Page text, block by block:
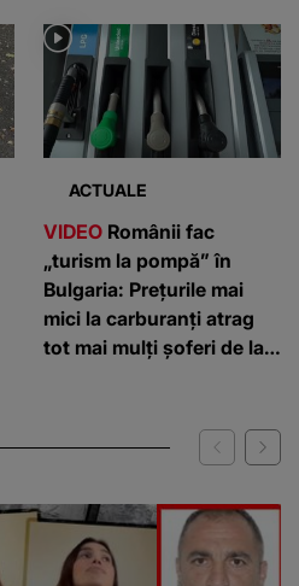
ACTUALE
VIDEO Românii fac
„turism la pompă” în
Bulgaria: Prețurile mai
mici la carburanți atrag
tot mai mulți șoferi de la